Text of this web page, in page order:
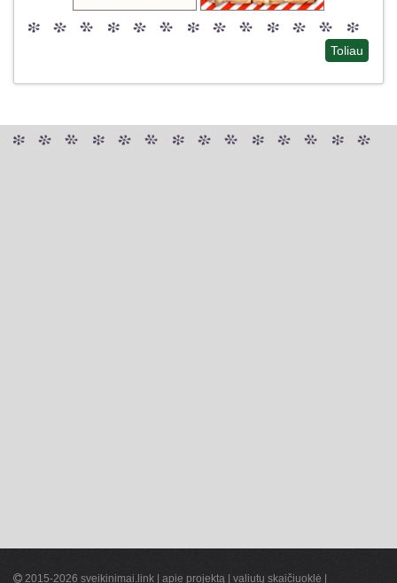
Toliau
2015-2026 sveikinimai.link | apie projektą | valiutų skaičiuoklė |